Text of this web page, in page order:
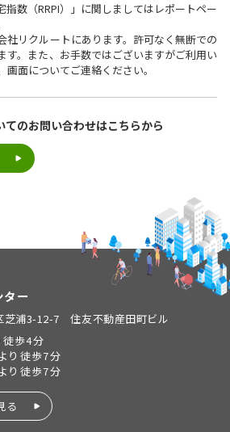
指数（RRPI）」に関しましてはレポートペー
社リクルートにあります。許可なく無断での
す。また、お手数ではございますがご利用い
面についてご連絡ください。
てのお問い合わせはこちらから
ー
浦3-12-7 住友不動産田町ビル
歩4分
り徒歩7分
り徒歩7分
る